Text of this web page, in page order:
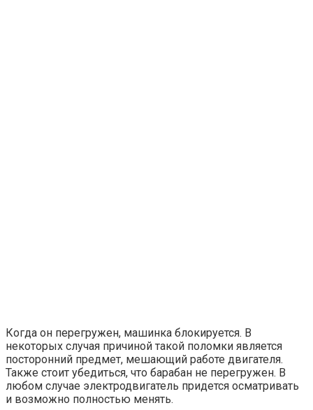
Когда он перегружен, машинка блокируется. В
некоторых случая причиной такой поломки является
посторонний предмет, мешающий работе двигателя.
Также стоит убедиться, что барабан не перегружен. В
любом случае электродвигатель придется осматривать
и возможно полностью менять.